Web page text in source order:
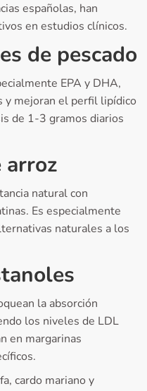
españolas, han
en estudios clínicos.
de pescado
EPA y DHA,
y mejoran el perfil lipídico
de 1-3 gramos diarios
arroz
natural con
Es especialmente
naturales a los
la absorción
los niveles de LDL
en margarinas
cardo mariano y